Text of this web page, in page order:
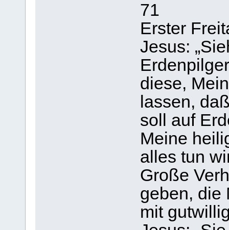
71
Erster
Jesus:
diese,
lassen,
soll auf
Meine
alles tun
Große
geben,
mit